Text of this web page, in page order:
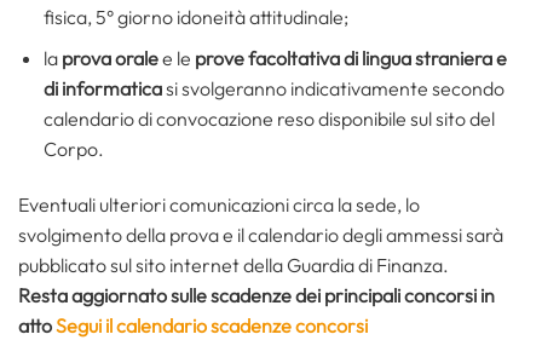
fisica, 5° giorno idoneità attitudinale;
la prova oralee le prove facoltativa di lingua straniera e
di informaticasi svolgeranno indicativamente secondo
calendario di convocazione reso disponibile sul sito del
Corpo.
Eventuali ulteriori comunicazioni circa la sede, lo
svolgimento della prova e il calendario degli ammessi sarà
pubblicato sul sito internet della Guardia di Finanza.
Resta aggiornato sulle scadenze dei principali concorsi in
attoSegui il calendario scadenze concorsi